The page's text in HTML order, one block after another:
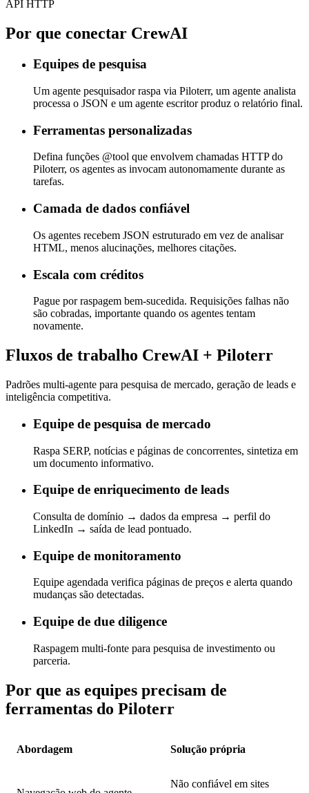
API HTTP
Por que conectar CrewAI
Equipes de pesquisa
Um agente pesquisador raspa via Piloterr, um agente analista
processa o JSON e um agente escritor produz o relatório final.
Ferramentas personalizadas
Defina funções @tool que envolvem chamadas HTTP do
Piloterr, os agentes as invocam autonomamente durante as
tarefas.
Camada de dados confiável
Os agentes recebem JSON estruturado em vez de analisar
HTML, menos alucinações, melhores citações.
Escala com créditos
Pague por raspagem bem-sucedida. Requisições falhas não
são cobradas, importante quando os agentes tentam
novamente.
Fluxos de trabalho CrewAI + Piloterr
Padrões multi-agente para pesquisa de mercado, geração de leads e
inteligência competitiva.
Equipe de pesquisa de mercado
Raspa SERP, notícias e páginas de concorrentes, sintetiza em
um documento informativo.
Equipe de enriquecimento de leads
Consulta de domínio → dados da empresa → perfil do
LinkedIn → saída de lead pontuado.
Equipe de monitoramento
Equipe agendada verifica páginas de preços e alerta quando
mudanças são detectadas.
Equipe de due diligence
Raspagem multi-fonte para pesquisa de investimento ou
parceria.
Por que as equipes precisam de
ferramentas do Piloterr
Abordagem Solução própria
Não confiável em sites